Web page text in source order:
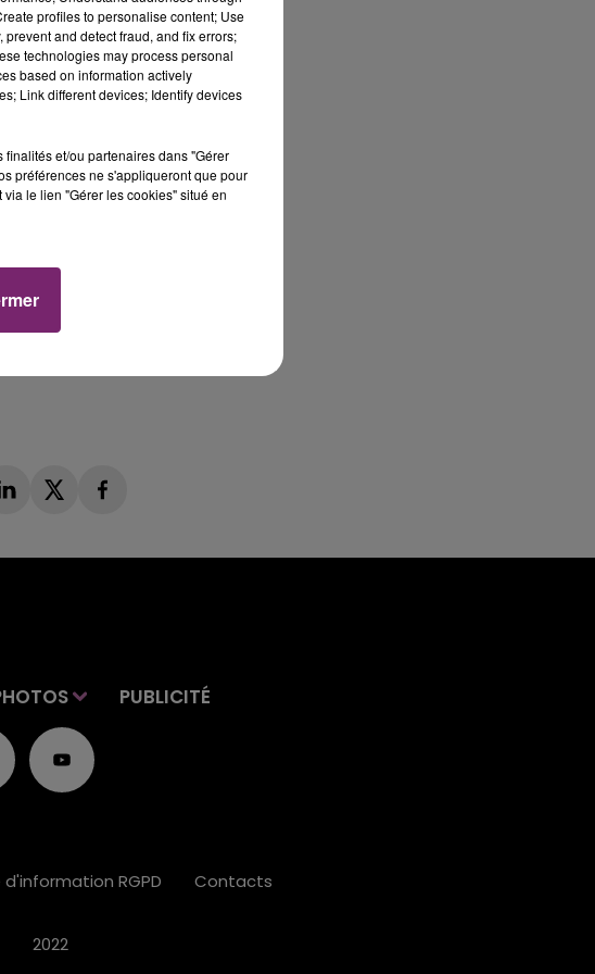
long avec à
pouvoir
PUBLICITÉ
RGPD Contacts
2022
profiles to personalise content; Use
and detect fraud, and fix errors;
technologies may process personal
based on information actively
Link different devices; Identify devices
et/ou partenaires dans "Gérer
préférences ne s'appliqueront que pour
le lien "Gérer les cookies" situé en